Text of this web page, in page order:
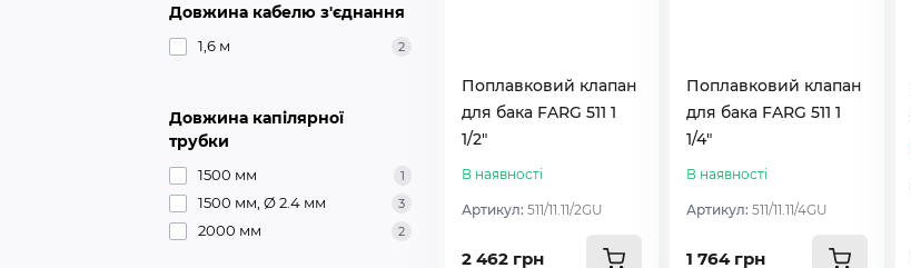
Довжина кабелю з'єднання
1,6 м 2
Довжина капілярної
трубки
1500 мм 1
1500 мм, Ø 2.4 мм 3
2000 мм 2
Поплавковий клапан
для бака FARG 511 1
1/2″
В наявності
Артикул: 511/11.11/2GU
2 462 грн
Поплавковий клапан
для бака FARG 511 1
1/4″
В наявності
Артикул:511/11.11/4GU
1 764 грн